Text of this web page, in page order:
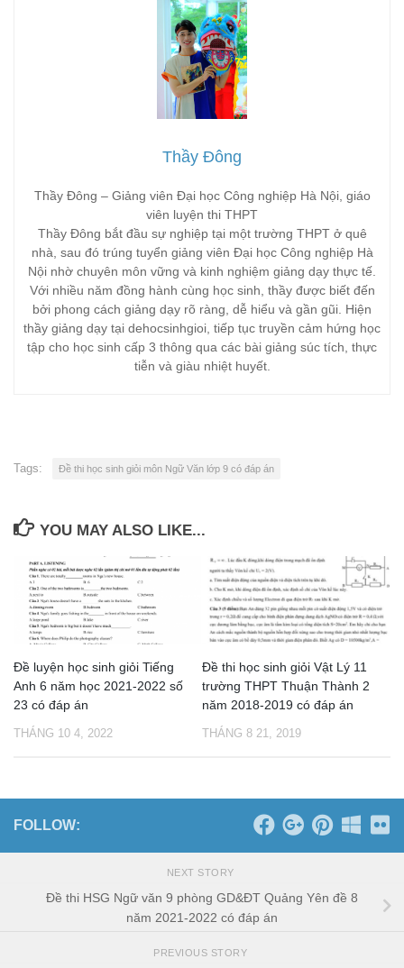
Thầy Đông
Thầy Đông – Giảng viên Đại học Công nghiệp Hà Nội, giáo
viên luyện thi THPT
Thầy Đông bắt đầu sự nghiệp tại một trường THPT ở quê
nhà, sau đó trúng tuyển giảng viên Đại học Công nghiệp Hà
Nội nhờ chuyên môn vững và kinh nghiệm giảng dạy thực tế.
Với nhiều năm đồng hành cùng học sinh, thầy được biết đến
bởi phong cách giảng dạy rõ ràng, dễ hiểu và gần gũi. Hiện
thầy giảng dạy tại dehocsinhgioi, tiếp tục truyền cảm hứng học
tập cho học sinh cấp 3 thông qua các bài giảng súc tích, thực
tiễn và giàu nhiệt huyết.
Tags: Đề thi học sinh giỏi môn Ngữ Văn lớp 9 có đáp án
YOU MAY ALSO LIKE...
Đề luyện học sinh giỏi Tiếng
Anh 6 năm học 2021-2022 số
23 có đáp án
THÁNG 10 4, 2022
Đề thi học sinh giỏi Vật Lý 11
trường THPT Thuận Thành 2
năm 2018-2019 có đáp án
THÁNG 8 21, 2019
FOLLOW:
NEXT STORY
Đề thi HSG Ngữ văn 9 phòng GD&ĐT Quảng Yên đề 8
năm 2021-2022 có đáp án
PREVIOUS STORY